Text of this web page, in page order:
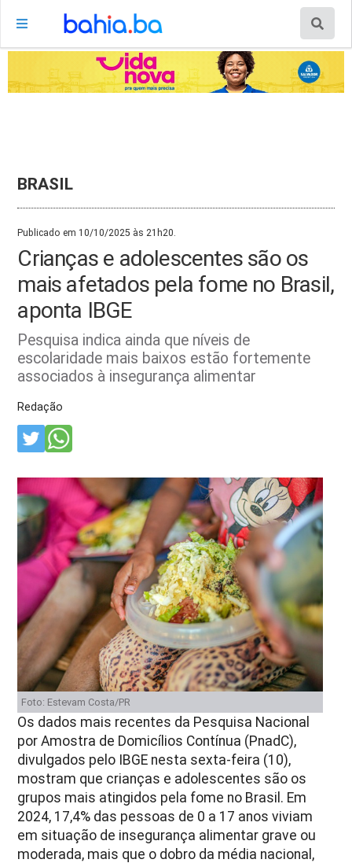
BRASIL
Publicado em 10/10/2025 às 21h20.
Crianças e adolescentes são os
mais afetados pela fome no Brasil,
aponta IBGE
Pesquisa indica ainda que níveis de
escolaridade mais baixos estão fortemente
associados à insegurança alimentar
Redação
Foto: Estevam Costa/PR
Os dados mais recentes da Pesquisa Nacional
por Amostra de Domicílios Contínua (PnadC),
divulgados pelo IBGE nesta sexta-feira (10),
mostram que crianças e adolescentes são os
grupos mais atingidos pela fome no Brasil. Em
2024, 17,4% das pessoas de 0 a 17 anos viviam
em situação de insegurança alimentar grave ou
moderada, mais que o dobro da média nacional,